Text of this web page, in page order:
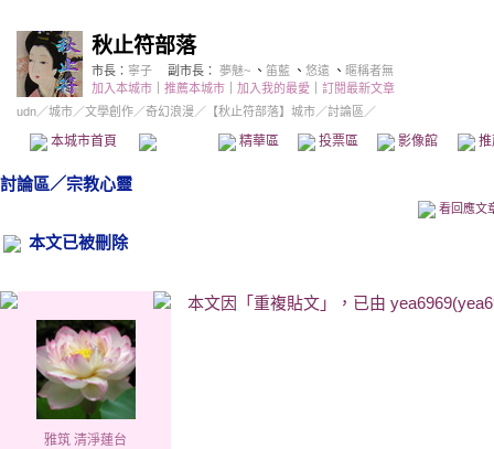
秋止符部落
市長： 寧子 副市長： 夢魅~ 、 笛藍 、 悠遠 、 暱稱者無
加入本城市
推薦本城市 加入我的最愛
訂閱最新文章
udn／城市／文學創作／奇幻浪漫 ／ 【秋止符部落】城市／討論區／
本城市首頁 精華區 投票區 影像館
討論區／宗教心靈
看回應文
本文已被刪除
雅筑 清淨蓮台
本文因「重複貼文」，已由